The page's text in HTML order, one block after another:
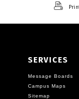
SERVICES
Message Boards
Campus Maps
Sitemap